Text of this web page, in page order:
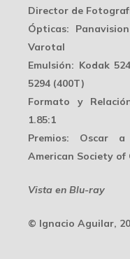
Director de
Ópticas:
Varotal
Emulsión: Kodak
5294 (400T)
Formato y
1.85:1
Premios: Oscar a
American Society of
Vista en Blu-ray
© Ignacio Aguilar,